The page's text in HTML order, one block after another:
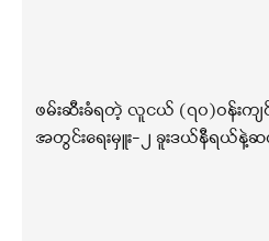
ဖမ်းဆီးခံရတဲ့ လူငယ် (၇၀)ဝန်းကျ
အတွင်းရေးမှူး-၂ ခူးဒယ်နီရယ်နဲ့ဆ